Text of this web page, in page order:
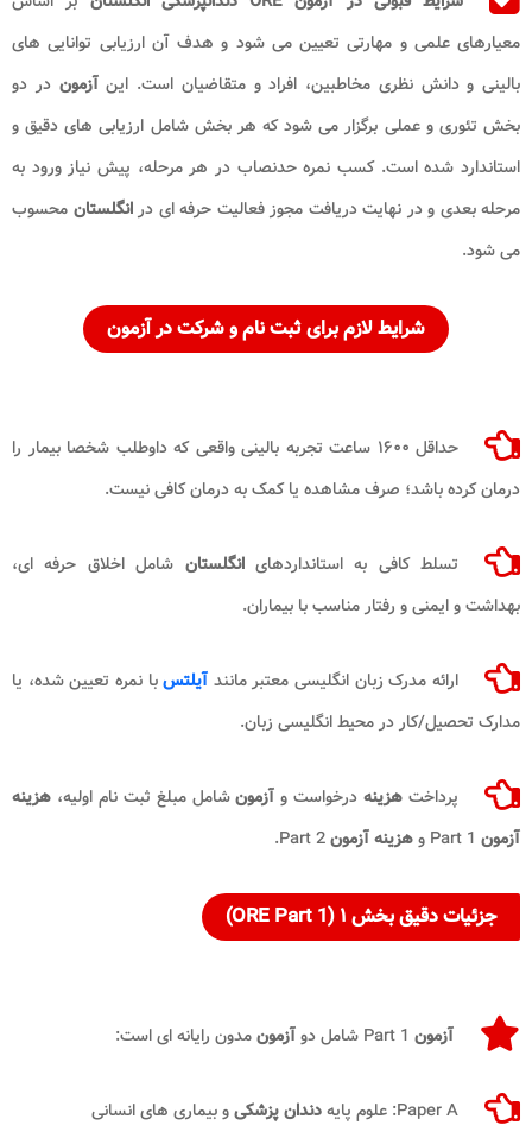
معیارهای علمی و مهارتی تعیین می شود و هدف آن ارزیابی توانایی های
بالینی و دانش نظری مخاطبین، افراد و متقاضیان است. اینآزمون در دو
بخش تئوری و عملی برگزار می شود که هر بخش شامل ارزیابی های دقیق و
استاندارد شده است. کسب نمره حدنصاب در هر مرحله، پیش نیاز ورود به
مرحله بعدی و در نهایت دریافت مجوز فعالیت حرفه ای درانگلستان محسوب
می شود.
شرایط لازم برای ثبت نام و شرکت در آزمون
حداقل ۱۶۰۰ ساعت تجربه بالینی واقعی که داوطلب شخصا بیمار را
درمان کرده باشد؛ صرف مشاهده یا کمک به درمان کافی نیست.
تسلط کافی به استانداردهایانگلستان شامل اخلاق حرفه ای،
بهداشت و ایمنی و رفتار مناسب با بیماران.
ارائه مدرک زبان انگلیسی معتبر مانند آیلتسبا نمره تعیین شده، یا
مدارک تحصیل/کار در محیط انگلیسی زبان.
پرداخت هزینهدرخواست و آزمونشامل مبلغ ثبت نام اولیه، هزینه
آزمون
هزینه آزمون
جزئیات دقیق بخش ۱ (ORE Part 1)
آزمون آزمونمدون رایانه ای است:
Paper A: علوم پایه دندان پزشکیو بیماری های انسانی